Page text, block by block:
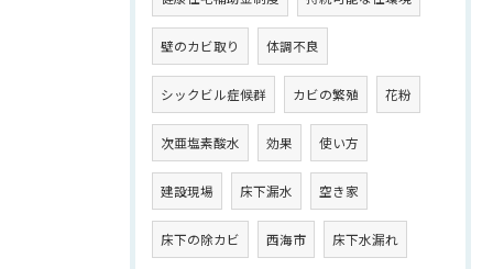
壁のカビ取り 体調不良
シックビル症候群 カビの繁殖 花粉
次亜塩素酸水 効果 使い方
建設現場 床下漏水 空き家
床下の除カビ 西海市 床下水漏れ